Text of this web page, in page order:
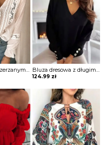
Koszula z rozszerzanymi rękawami i kwiatową koronką w szwajcarskie kropki bluzka Yongsoon Bluza dresowa z długimi rękawami gładkim dekoltem w szpic i guzikami Phillippa
124.99 zł